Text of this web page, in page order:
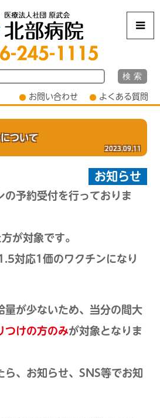
よくある質問
お問い合わせ
ついて
2023.09.11
お知らせ
の予約受付を行っておりま
が対象です。
対応1価のワクチンになり
量が少ないため、当分の間大
つけの方のみが対象となりま
ら、お知らせ、SNS等でお知